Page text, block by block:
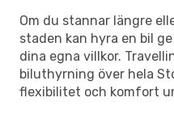
Om du stannar längre
staden kan hyra en bil
dina egna villkor.
biluthyrning över hela
flexibilitet och komfort